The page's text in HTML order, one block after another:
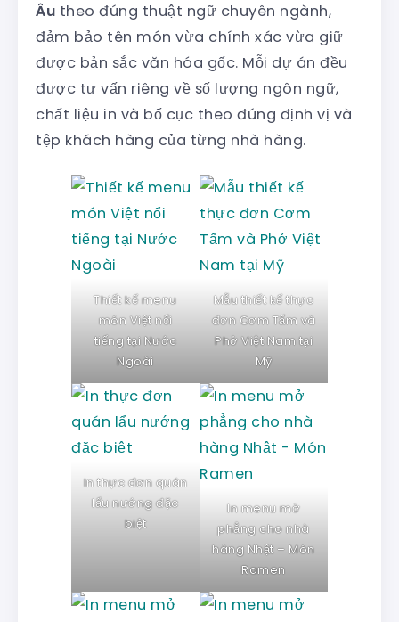
Âu theo đúng thuật ngữ chuyên ngành,
đảm bảo tên món vừa chính xác vừa giữ
được bản sắc văn hóa gốc. Mỗi dự án đều
được tư vấn riêng về số lượng ngôn ngữ,
chất liệu in và bố cục theo đúng định vị và
tệp khách hàng của từng nhà hàng.
Thiết kế menu
món Việt nổi
tiếng tại Nước
Ngoài
Mẫu thiết kế thực
đơn Cơm Tấm và
Phở Việt Nam tại
Mỹ
In thực đơn quán
lẩu nướng đặc
biệt
In menu mở
phẳng cho nhà
hàng Nhật – Món
Ramen